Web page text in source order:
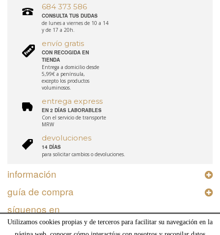
Utilizamos cookies propias y de terceros para facilitar su navegación en la
684 373 586
CONSULTA TUS DUDAS
de lunes a viernes de 10 a 14
y de 17 a 20h.
envío gratis
CON RECOGIDA EN
TIENDA
Entrega a domicilio desde
5,99€ a península,
excepto los productos
voluminosos.
entrega express
EN 2 DÍAS LABORABLES
Con el servicio de transporte
MRW
devoluciones
14 DÍAS
para solicitar cambios o devoluciones.
información
guía de compra
síguenos en